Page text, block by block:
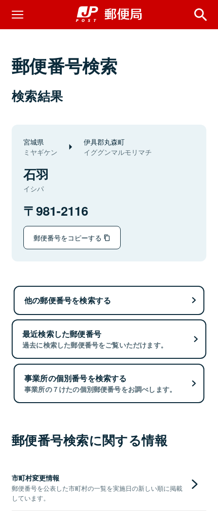
郵便番号検索
検索結果
宮城県
ミヤギケン
伊具郡丸森町
イググンマルモリマチ
石羽
イシパ
981-2116
郵便番号をコピーする
他の郵便番号を検索する
最近検索した郵便番号
過去に検索した郵便番号をご覧いただけます。
事業所の個別番号を検索する
事業所の７けたの個別郵便番号をお調べします。
郵便番号検索に関する情報
市町村変更情報
郵便番号を公表した市町村の一覧を実施日の新しい順に掲載
しています。